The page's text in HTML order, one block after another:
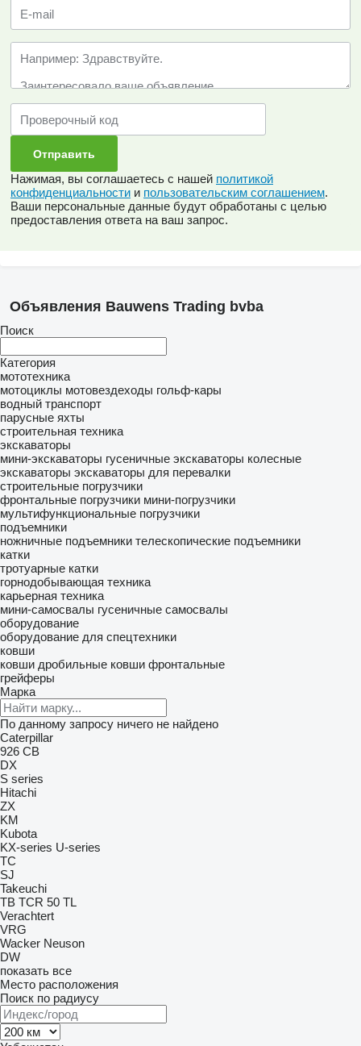
Нажимая, вы соглашаетесь с нашей политикой
конфиденциальности и пользовательским соглашением.
Ваши персональные данные будут обработаны с целью
предоставления ответа на ваш запрос.
Объявления Bauwens Trading bvba
Поиск
Категория
мототехника
мотоциклы мотовездеходы гольф-кары
водный транспорт
парусные яхты
строительная техника
экскаваторы
мини-экскаваторы гусеничные экскаваторы колесные
экскаваторы экскаваторы для перевалки
строительные погрузчики
фронтальные погрузчики мини-погрузчики
мультифункциональные погрузчики
подъемники
ножничные подъемники телескопические подъемники
катки
тротуарные катки
горнодобывающая техника
карьерная техника
мини-самосвалы гусеничные самосвалы
оборудование
оборудование для спецтехники
ковши
ковши дробильные ковши фронтальные
грейферы
Марка
По данному запросу ничего не найдено
Caterpillar
926 CB
DX
S series
Hitachi
ZX
KM
Kubota
KX-series U-series
TC
SJ
Takeuchi
TB TCR 50 TL
Verachtert
VRG
Wacker Neuson
DW
показать все
Место расположения
Поиск по радиусу